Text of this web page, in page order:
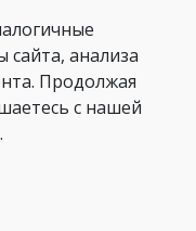
сайта, анализа
Продолжая
с нашей
.